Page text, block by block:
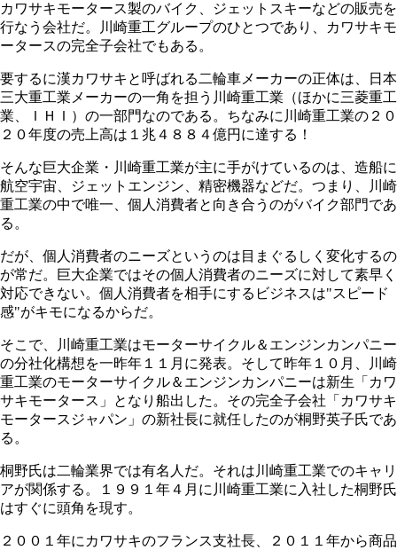
カワサキモータース製のバイク、ジェットスキーなどの販売を
行なう会社だ。川崎重工グループのひとつであり、カワサキモ
ータースの完全子会社でもある。
要するに漢カワサキと呼ばれる二輪車メーカーの正体は、日本
三大重工業メーカーの一角を担う川崎重工業（ほかに三菱重工
業、ＩＨＩ）の一部門なのである。ちなみに川崎重工業の２０
２０年度の売上高は１兆４８８４億円に達する！
そんな巨大企業・川崎重工業が主に手がけているのは、造船に
航空宇宙、ジェットエンジン、精密機器などだ。つまり、川崎
重工業の中で唯一、個人消費者と向き合うのがバイク部門であ
る。
だが、個人消費者のニーズというのは目まぐるしく変化するの
が常だ。巨大企業ではその個人消費者のニーズに対して素早く
対応できない。個人消費者を相手にするビジネスは"スピード
感"がキモになるからだ。
そこで、川崎重工業はモーターサイクル＆エンジンカンパニー
の分社化構想を一昨年１１月に発表。そして昨年１０月、川崎
重工業のモーターサイクル＆エンジンカンパニーは新生「カワ
サキモータース」となり船出した。その完全子会社「カワサキ
モータースジャパン」の新社長に就任したのが桐野英子氏であ
る。
桐野氏は二輪業界では有名人だ。それは川崎重工業でのキャリ
アが関係する。１９９１年４月に川崎重工業に入社した桐野氏
はすぐに頭角を現す。
２００１年にカワサキのフランス支社長、２０１１年から商品